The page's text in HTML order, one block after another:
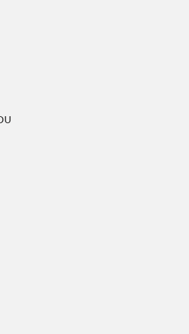
APTECZKA
W NATURZE